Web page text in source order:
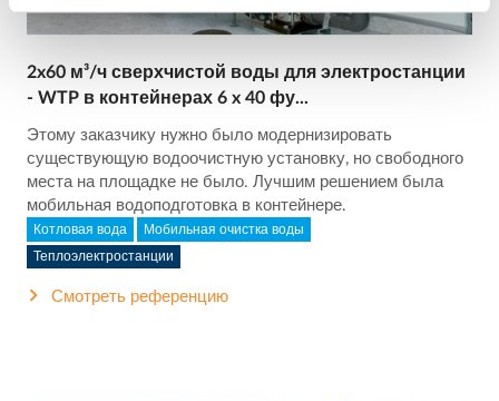
2x60 м³/ч сверхчистой воды для электростанции
- WTP в контейнерах 6 x 40 фу...
Этому заказчику нужно было модернизировать
существующую водоочистную установку, но свободного
места на площадке не было. Лучшим решением была
мобильная водоподготовка в контейнере.
Котловая вода Мобильная очистка воды
Теплоэлектростанции
Смотреть референцию